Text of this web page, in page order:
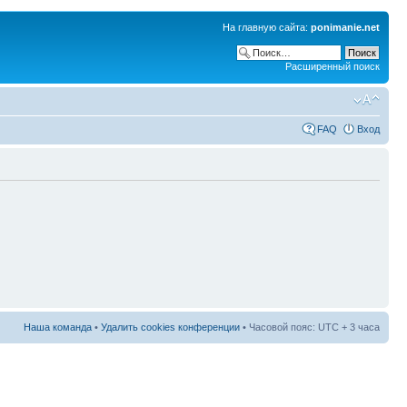
На главную сайта: ponimanie.net
Расширенный поиск
FAQ Вход
Наша команда • Удалить cookies конференции • Часовой пояс: UTC + 3 часа